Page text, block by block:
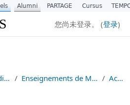
您尚未登录。 (登录)
Cours EAD (distanciels) Enseignements de Méthodologie Accueil
Alumni PARTAGE Cursus